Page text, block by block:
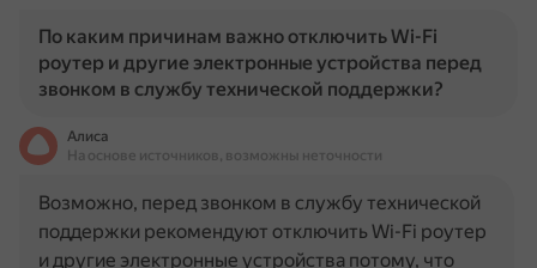
По каким причинам важно отключить Wi-Fi
роутер и другие электронные устройства перед
звонком в службу технической поддержки?
Алиса
На основе источников, возможны неточности
Возможно, перед звонком в службу технической
поддержки рекомендуют отключить Wi-Fi роутер
и другие электронные устройства потому, что